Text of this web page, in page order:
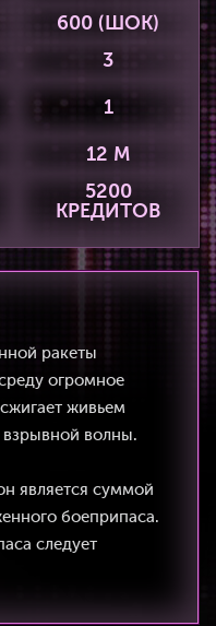
600 (ШОК)
3
1
12 М
5200
КРЕДИТОВ
ракеты
огромное
живьем
волны.
является суммой
боеприпаса.
следует